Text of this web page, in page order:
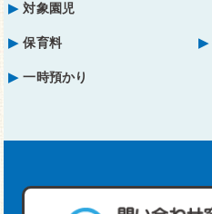
対象園児
保育料
一時預かり